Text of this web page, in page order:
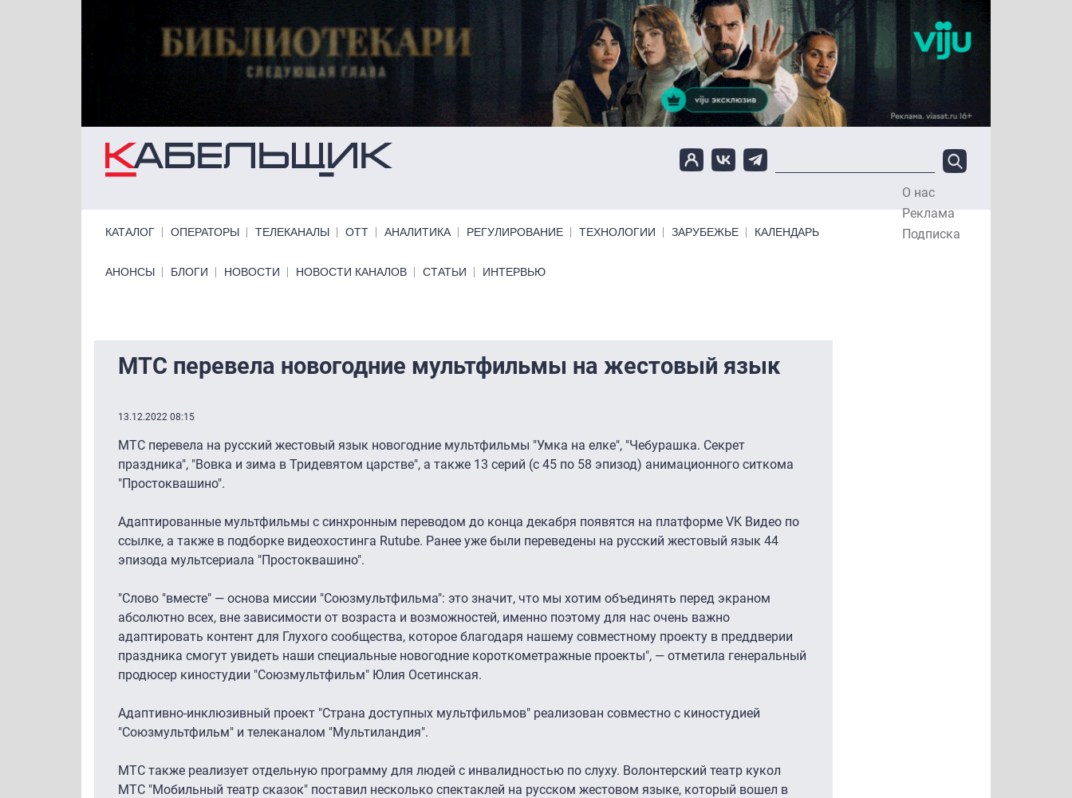
О нас
Реклама
Подписка
КАТАЛОГ ОПЕРАТОРЫ ТЕЛЕКАНАЛЫ ОТТ АНАЛИТИКА РЕГУЛИРОВАНИЕ ТЕХНОЛОГИИ ЗАРУБЕЖЬЕ КАЛЕНДАРЬ
Primary links bottom
АНОНСЫ БЛОГИ НОВОСТИ НОВОСТИ КАНАЛОВ СТАТЬИ ИНТЕРВЬЮ
МТС перевела новогодние мультфильмы на жестовый язык
13.12.2022 08:15
МТС перевела на русский жестовый язык новогодние мультфильмы "Умка на елке", "Чебурашка. Секрет
праздника", "Вовка и зима в Тридевятом царстве", а также 13 серий (с 45 по 58 эпизод) анимационного ситкома
"Простоквашино".
Адаптированные мультфильмы с синхронным переводом до конца декабря появятся на платформе VK Видео по
ссылке, а также в подборке видеохостинга Rutube. Ранее уже были переведены на русский жестовый язык 44
эпизода мультсериала "Простоквашино".
"Слово "вместе" ― основа миссии "Союзмультфильма": это значит, что мы хотим объединять перед экраном
абсолютно всех, вне зависимости от возраста и возможностей, именно поэтому для нас очень важно
адаптировать контент для Глухого сообщества, которое благодаря нашему совместному проекту в преддверии
праздника смогут увидеть наши специальные новогодние короткометражные проекты", ― отметила генеральный
продюсер киностудии "Союзмультфильм" Юлия Осетинская.
Адаптивно-инклюзивный проект "Страна доступных мультфильмов" реализован совместно с киностудией
"Союзмультфильм" и телеканалом "Мультиландия".
МТС также реализует отдельную программу для людей с инвалидностью по слуху. Волонтерский театр кукол
МТС "Мобильный театр сказок" поставил несколько спектаклей на русском жестовом языке, который вошел в